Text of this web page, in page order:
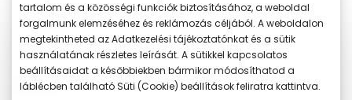
-50%
tartalom és a közösségi funkciók biztosításához, a weboldal
forgalmunk elemzéséhez és reklámozás céljából. A weboldalon
megtekintheted az Adatkezelési tájékoztatónkat és a sütik
használatának részletes leírását. A sütikkel kapcsolatos
beállításaidat a későbbiekben bármikor módosíthatod a
láblécben található Süti (Cookie) beállítások feliratra kattintva.